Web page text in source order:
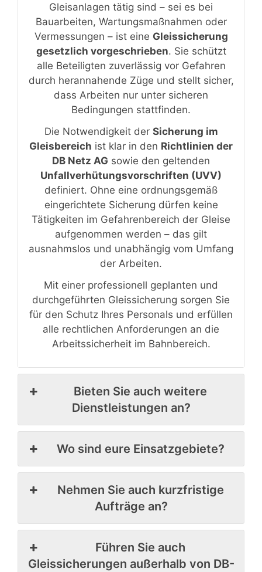
Gleisanlagen tätig sind – sei es bei
Bauarbeiten, Wartungsmaßnahmen oder
Vermessungen – ist eine Gleissicherung
gesetzlich vorgeschrieben. Sie schützt
alle Beteiligten zuverlässig vor Gefahren
durch herannahende Züge und stellt sicher,
dass Arbeiten nur unter sicheren
Bedingungen stattfinden.
Die Notwendigkeit der Sicherung im
Gleisbereich ist klar in den Richtlinien der
DB Netz AG sowie den geltenden
Unfallverhütungsvorschriften (UVV)
definiert. Ohne eine ordnungsgemäß
eingerichtete Sicherung dürfen keine
Tätigkeiten im Gefahrenbereich der Gleise
aufgenommen werden – das gilt
ausnahmslos und unabhängig vom Umfang
der Arbeiten.
Mit einer professionell geplanten und
durchgeführten Gleissicherung sorgen Sie
für den Schutz Ihres Personals und erfüllen
alle rechtlichen Anforderungen an die
Arbeitssicherheit im Bahnbereich.
Bieten Sie auch weitere
Dienstleistungen an?
Wo sind eure Einsatzgebiete?
Nehmen Sie auch kurzfristige
Aufträge an?
Führen Sie auch
Gleissicherungen außerhalb von DB-